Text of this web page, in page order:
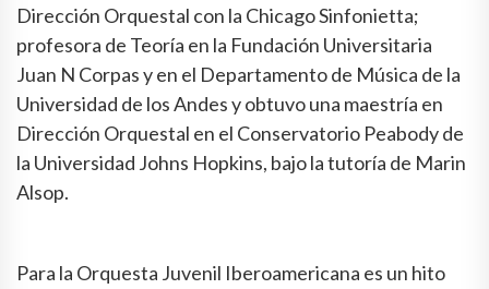
Dirección Orquestal con la Chicago Sinfonietta;
profesora de Teoría en la Fundación Universitaria
Juan N Corpas y en el Departamento de Música de la
Universidad de los Andes y obtuvo una maestría en
Dirección Orquestal en el Conservatorio Peabody de
la Universidad Johns Hopkins, bajo la tutoría de Marin
Alsop.
Para la Orquesta Juvenil Iberoamericana es un hito